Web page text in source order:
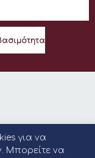
για να
Μπορείτε να